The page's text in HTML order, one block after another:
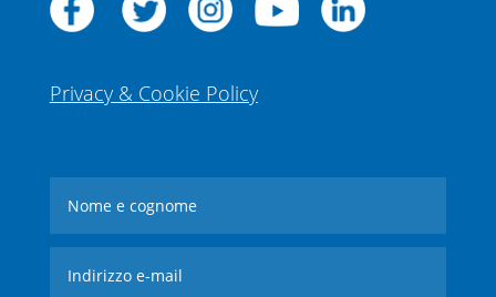
Privacy & Cookie Policy